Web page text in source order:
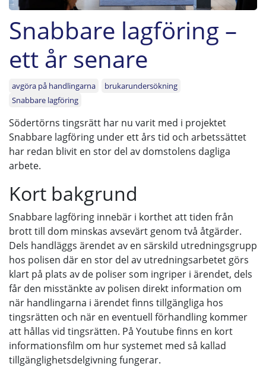
Snabbare lagföring –
ett år senare
avgöra på handlingarna
brukarundersökning
Snabbare lagföring
Södertörns tingsrätt har nu varit med i projektet
Snabbare lagföring under ett års tid och arbetssättet
har redan blivit en stor del av domstolens dagliga
arbete.
Kort bakgrund
Snabbare lagföring innebär i korthet att tiden från
brott till dom minskas avsevärt genom två åtgärder.
Dels handläggs ärendet av en särskild utredningsgrupp
hos polisen där en stor del av utredningsarbetet görs
klart på plats av de poliser som ingriper i ärendet, dels
får den misstänkte av polisen direkt information om
när handlingarna i ärendet finns tillgängliga hos
tingsrätten och när en eventuell förhandling kommer
att hållas vid tingsrätten. På Youtube finns en kort
informationsfilm om hur systemet med så kallad
tillgänglighetsdelgivning fungerar.